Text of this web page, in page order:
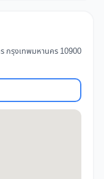
กรุงเทพมหานคร 10900